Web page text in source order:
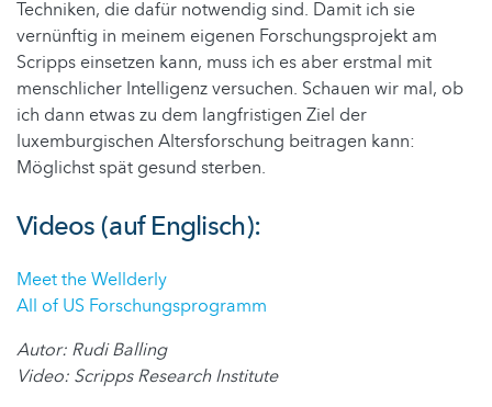
Techniken, die dafür notwendig sind. Damit ich sie
vernünftig in meinem eigenen Forschungsprojekt am
Scripps einsetzen kann, muss ich es aber erstmal mit
menschlicher Intelligenz versuchen. Schauen wir mal, ob
ich dann etwas zu dem langfristigen Ziel der
luxemburgischen Altersforschung beitragen kann:
Möglichst spät gesund sterben.
Videos (auf Englisch):
Meet the Wellderly
All of US Forschungsprogramm
Autor: Rudi Balling
Video: Scripps Research Institute